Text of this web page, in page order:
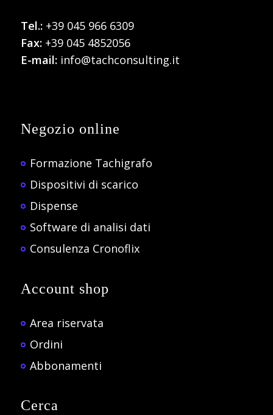
Tel.: +39 045 966 6309
Fax:+39 045 4852056
E-mail:info@tachconsulting.it
Negozio online
Formazione Tachigrafo
Dispositivi di scarico
Dispense
Software di analisi dati
Consulenza Cronoflix
Account shop
Area riservata
Ordini
Abbonamenti
Cerca